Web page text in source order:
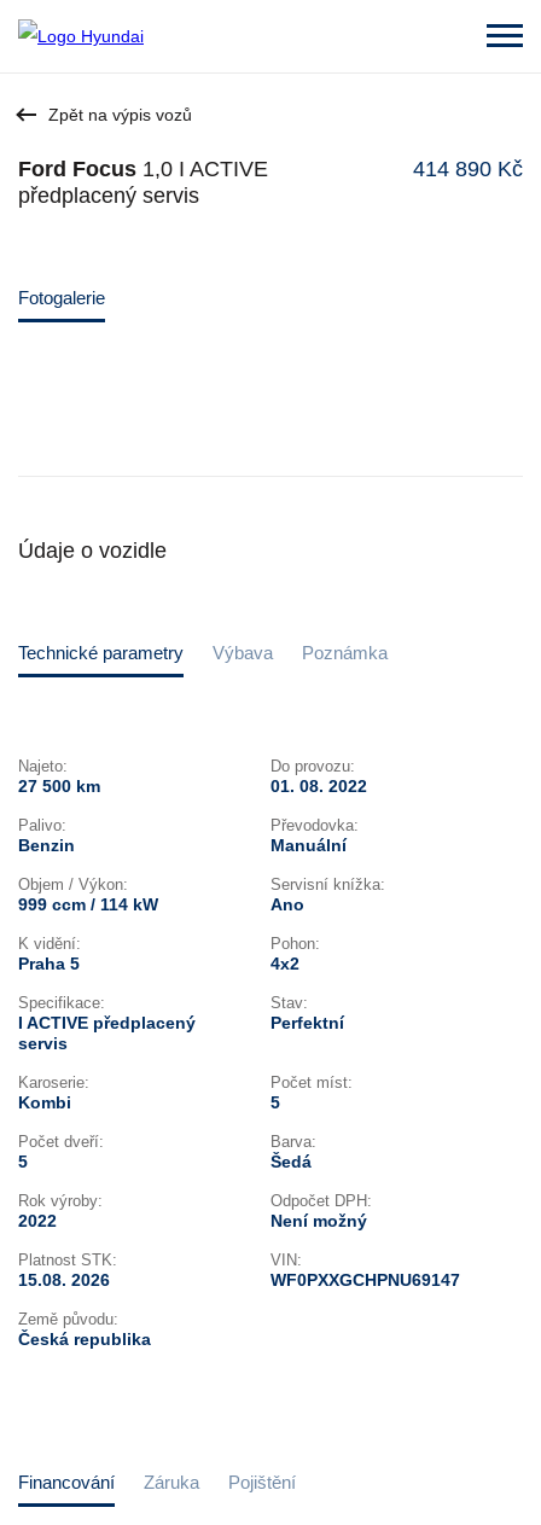
Zpět na výpis vozů
Ford Focus 1,0 I ACTIVE
předplacený servis
414 890 Kč
Fotogalerie
Údaje o vozidle
Technické parametry Výbava Poznámka
Najeto:
27 500 km
Do provozu:
01. 08. 2022
Palivo:
Benzin
Převodovka:
Manuální
Objem / Výkon:
999 ccm / 114 kW
Servisní knížka:
Ano
K vidění:
Praha 5
Pohon:
4x2
Specifikace:
I ACTIVE předplacený
servis
Stav:
Perfektní
Karoserie:
Kombi
Počet míst:
5
Počet dveří:
5
Barva:
Šedá
Rok výroby:
2022
Odpočet DPH:
Není možný
Platnost STK:
15.08. 2026
VIN:
WF0PXXGCHPNU69147
Země původu:
Česká republika
Financování Záruka Pojištění